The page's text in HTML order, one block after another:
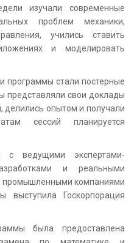
изучали современные
проблем механики,
учились ставить
и моделировать
программы стали постерные
представляли свои доклады
делились опытом и получали
сессий планируется
с ведущими экспертами-
и реальными
промышленными компаниями
выступила Госкорпорация
была предоставлена